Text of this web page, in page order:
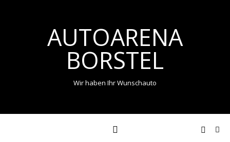
AUTOARENA
BORSTEL
Wir haben Ihr Wunschauto